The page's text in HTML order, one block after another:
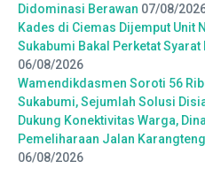
Didominasi Berawan 07/08/
Kades di Ciemas Dijemput Unit
Sukabumi Bakal Perketat
06/08/2026
Wamendikdasmen Soroti 56
Sukabumi, Sejumlah Solusi
Dukung Konektivitas Warga,
Pemeliharaan Jalan
06/08/2026